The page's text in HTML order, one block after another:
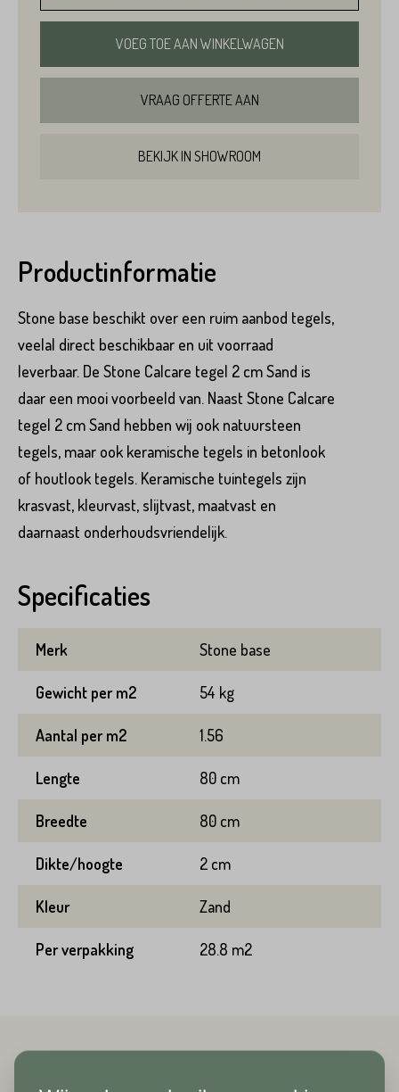
VOEG TOE AAN WINKELWAGEN
VRAAG OFFERTE AAN
BEKIJK IN SHOWROOM
Productinformatie
Stone base beschikt over een ruim aanbod tegels,
veelal direct beschikbaar en uit voorraad
leverbaar. De Stone Calcare tegel 2 cm Sand is
daar een mooi voorbeeld van. Naast Stone Calcare
tegel 2 cm Sand hebben wij ook natuursteen
tegels, maar ook keramische tegels in betonlook
of houtlook tegels. Keramische tuintegels zijn
krasvast, kleurvast, slijtvast, maatvast en
daarnaast onderhoudsvriendelijk.
Specificaties
Merk Stone base
Gewicht per m2 54 kg
Aantal per m2 1.56
Lengte 80 cm
Breedte 80 cm
Dikte/hoogte 2 cm
Kleur Zand
Per verpakking 28.8 m2
Product*
Variant*
Hoeveel heeft u nodig?*
Voornaam*
Voornaam*